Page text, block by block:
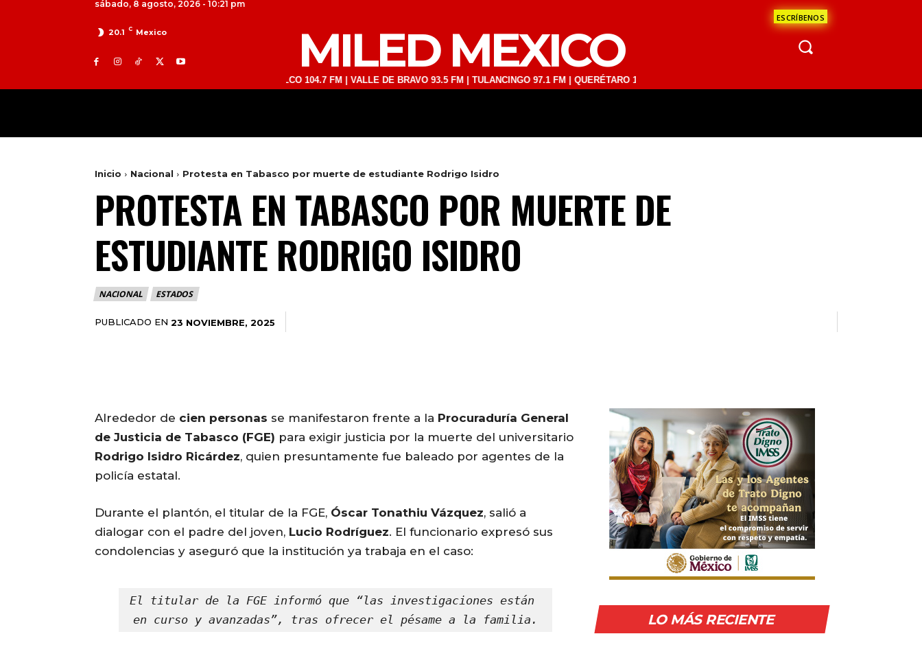
sábado, 8 agosto, 2026 - 10:21 pm
ESCRÍBENOS
20.1 C Mexico MILED MEXICO
TOLUCA 98.9 FM | ATLACOMULCO 104.7 FM | VALLE DE BRAVO 93.5 FM | TULANCINGO 97.1 FM | QUERÉTARO 103.1 FM | SAN JUAN DEL RÍO 93.1 FM | GUADALAJARA 1510 AM | LA
Inicio Nacional Protesta en Tabasco por muerte de estudiante Rodrigo Isidro
PROTESTA EN TABASCO POR MUERTE DE
ESTUDIANTE RODRIGO ISIDRO
NACIONAL ESTADOS
PUBLICADO EN 23 NOVIEMBRE, 2025
Alrededor de cien personas se manifestaron frente a la Procuraduría General
de Justicia de Tabasco (FGE) para exigir justicia por la muerte del universitario
Rodrigo Isidro Ricárdez, quien presuntamente fue baleado por agentes de la
policía estatal.
Durante el plantón, el titular de la FGE, Óscar Tonathiu Vázquez, salió a
dialogar con el padre del joven, Lucio Rodríguez. El funcionario expresó sus
condolencias y aseguró que la institución ya trabaja en el caso:
El titular de la FGE informó que “las investigaciones están
en curso y avanzadas”, tras ofrecer el pésame a la familia.
LO MÁS RECIENTE